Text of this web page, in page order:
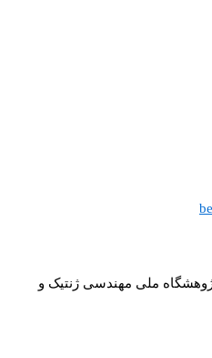
پژوهش، پژوهشگاه ملی مهندسی ژنتیک و